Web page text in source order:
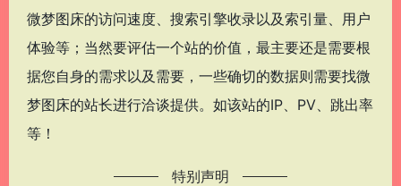
微梦图床的访问速度、搜索引擎收录以及索引量、用户
体验等；当然要评估一个站的价值，最主要还是需要根
据您自身的需求以及需要，一些确切的数据则需要找微
梦图床的站长进行洽谈提供。如该站的IP、PV、跳出率
等！
特别声明